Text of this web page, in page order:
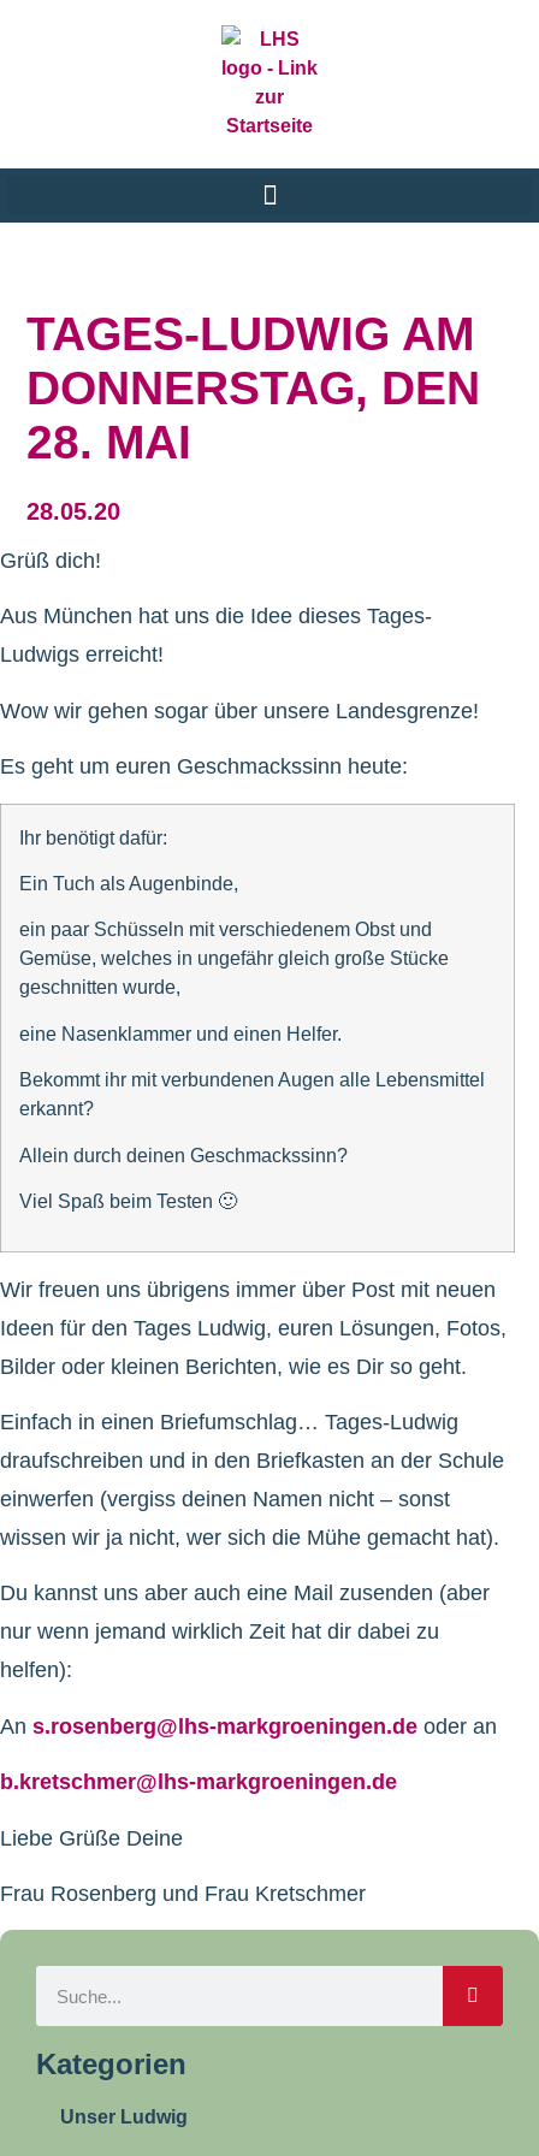
TAGES-LUDWIG AM
DONNERSTAG, DEN
28. MAI
28.05.20
Grüß dich!
Aus München hat uns die Idee dieses Tages-
Ludwigs erreicht!
Wow wir gehen sogar über unsere Landesgrenze!
Es geht um euren Geschmackssinn heute:
Ihr benötigt dafür:
Ein Tuch als Augenbinde,
ein paar Schüsseln mit verschiedenem Obst und
Gemüse, welches in ungefähr gleich große Stücke
geschnitten wurde,
eine Nasenklammer und einen Helfer.
Bekommt ihr mit verbundenen Augen alle Lebensmittel
erkannt?
Allein durch deinen Geschmackssinn?
Viel Spaß beim Testen 🙂
Wir freuen uns übrigens immer über Post mit neuen
Ideen für den Tages Ludwig, euren Lösungen, Fotos,
Bilder oder kleinen Berichten, wie es Dir so geht.
Einfach in einen Briefumschlag… Tages-Ludwig
draufschreiben und in den Briefkasten an der Schule
einwerfen (vergiss deinen Namen nicht – sonst
wissen wir ja nicht, wer sich die Mühe gemacht hat).
Du kannst uns aber auch eine Mail zusenden (aber
nur wenn jemand wirklich Zeit hat dir dabei zu
helfen):
An s.rosenberg@lhs-markgroeningen.de oder an
b.kretschmer@lhs-markgroeningen.de
Liebe Grüße Deine
Frau Rosenberg und Frau Kretschmer
Kategorien
Unser Ludwig